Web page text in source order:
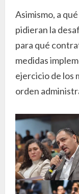
Asimismo, a
pidieran la
para qué
medidas
ejercicio de los
orden